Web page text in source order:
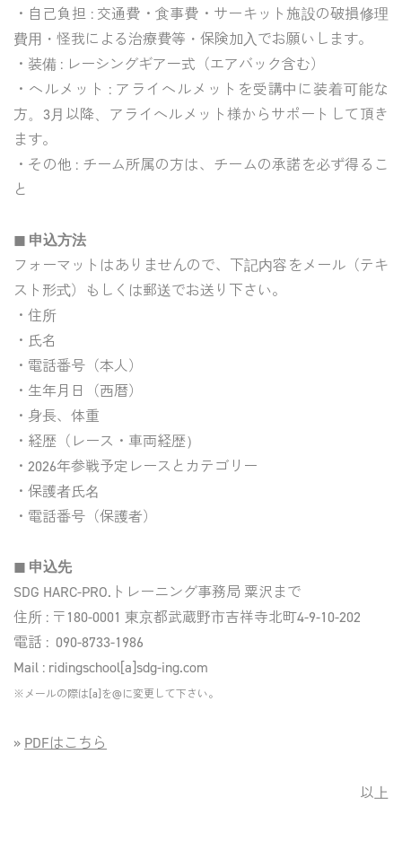
・自己負担 : 交通費・食事費・サーキット施設の破損修理
費用・怪我による治療費等・保険加入でお願いします。
・装備 : レーシングギア一式（エアバック含む）
・ヘルメット : アライヘルメットを受講中に装着可能な
方。3月以降、アライヘルメット様からサポートして頂き
ます。
・その他 : チーム所属の方は、チームの承諾を必ず得るこ
と
◼︎ 申込方法
フォーマットはありませんので、下記内容をメール（テキ
スト形式）もしくは郵送でお送り下さい。
・住所
・氏名
・電話番号（本人）
・生年月日（西暦）
・身長、体重
・経歴（レース・車両経歴）
・2026年参戦予定レースとカテゴリー
・保護者氏名
・電話番号（保護者）
◼︎ 申込先
SDG HARC-PRO.トレーニング事務局 粟沢まで
住所 : 〒180-0001 東京都武蔵野市吉祥寺北町4-9-10-202
電話 : 090-8733-1986
Mail : ridingschool[a]sdg-ing.com
※メールの際は[a]を@に変更して下さい。
» PDFはこちら
以上